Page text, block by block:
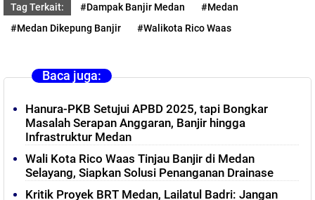
Tag Terkait: #Dampak Banjir Medan
#Medan
#Medan Dikepung Banjir
#Walikota Rico Waas
Baca juga:
Hanura-PKB Setujui APBD 2025, tapi Bongkar
Masalah Serapan Anggaran, Banjir hingga
Infrastruktur Medan
Wali Kota Rico Waas Tinjau Banjir di Medan
Selayang, Siapkan Solusi Penanganan Drainase
Kritik Proyek BRT Medan, Lailatul Badri: Jangan